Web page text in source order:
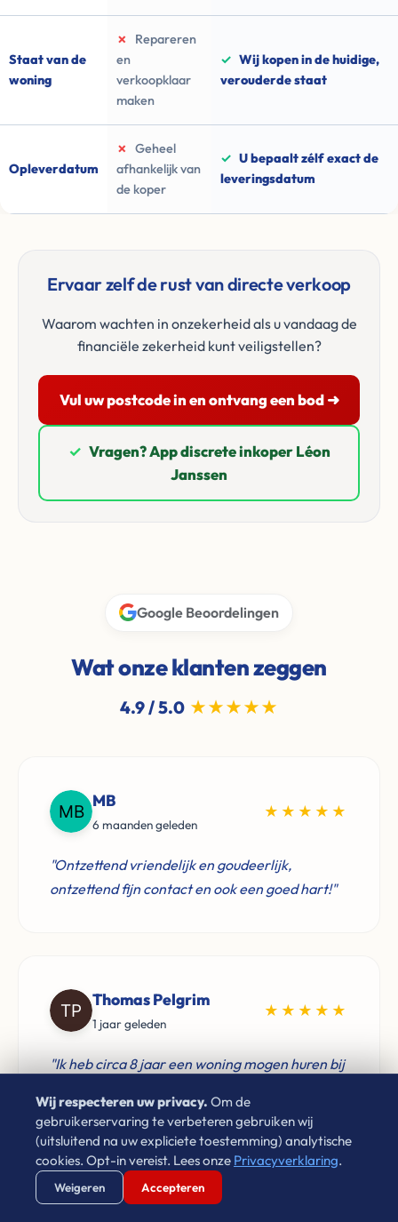
Staat van de
woning
✗
Repareren
en
verkoopklaar
maken
✓ Wij kopen in de huidige,
verouderde staat
Opleverdatum
✗
Geheel
afhankelijk van
de koper
✓ U bepaalt zélf exact de
leveringsdatum
Ervaar zelf de rust van directe verkoop
Waarom wachten in onzekerheid als u vandaag de
financiële zekerheid kunt veiligstellen?
Vul uw postcode in en ontvang een bod ➜
✓ Vragen? App discrete inkoper Léon
Janssen
Google Beoordelingen
Wat onze klanten zeggen
4.9 / 5.0 ★★★★★
MB
6 maanden geleden
★★★★★
"Ontzettend vriendelijk en goudeerlijk,
ontzettend fijn contact en ook een goed hart!"
Thomas Pelgrim
1 jaar geleden
★★★★★
"Ik heb circa 8 jaar een woning mogen huren bij
prettige huisbaas, komt zijn afspraken goed na
en zorgt dat problemen snel verholpen worden.
Zeker een goed voorbeeld voor verhuurders"
Wij respecteren uw privacy. Om de
gebruikerservaring te verbeteren gebruiken wij
(uitsluitend na uw expliciete toestemming) analytische
cookies. Opt-in vereist. Lees onze Privacyverklaring.
Weigeren Accepteren
Verstuur WhatsApp